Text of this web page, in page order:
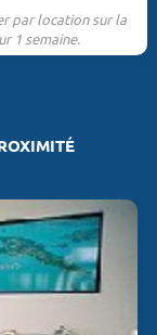
par location sur la
1 semaine.